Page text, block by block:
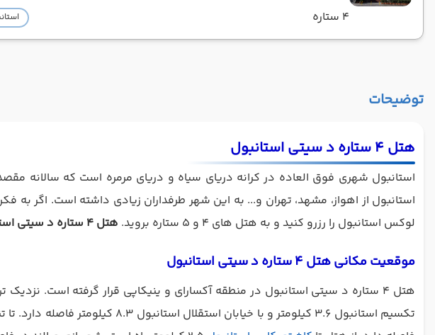
4 ستاره
توضیحات
هتل 4 ستاره د سیتی استانبول
استانبول شهری فوق العاده در کرانه دریای سیاه و دریای مرمره است که سالانه
استانبول از اهواز، مشهد، تهران و... به این شهر طرفداران زیادی داشته است. اگر به
لوکس استانبول را رزرو کنید و به هتل های 4 و 5 ستاره بروید.
هتل 4 ستاره د سیتی استانبول
موقعیت مکانی هتل 4 ستاره د سیتی استانبول
تکسیم استانبول 3.6 کیلومتر و با خیابان استقلال استانبول 8.3 کیلومتر فاصله دارد. تا تنگه بسفر 4.9 کیلومتر راه است. تا مسجد ایاصوفیه استانبول و